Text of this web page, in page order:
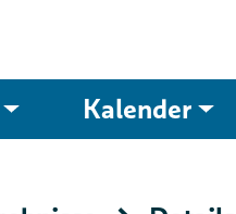
Kalender